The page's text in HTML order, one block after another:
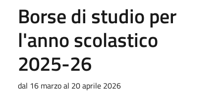
Borse di studio per
l'anno scolastico
2025-26
dal 16 marzo al 20 aprile 2026